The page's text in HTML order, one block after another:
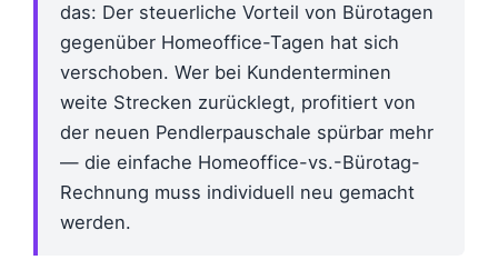
das: Der steuerliche Vorteil von Bürotagen
gegenüber Homeoffice-Tagen hat sich
verschoben. Wer bei Kundenterminen
weite Strecken zurücklegt, profitiert von
der neuen Pendlerpauschale spürbar mehr
— die einfache Homeoffice-vs.-Bürotag-
Rechnung muss individuell neu gemacht
werden.